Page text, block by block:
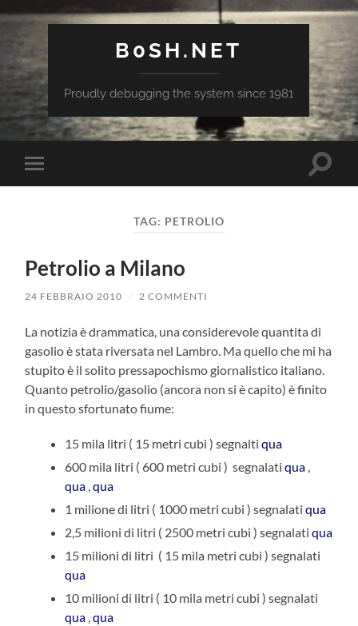
B0SH.NET
Proudly debugging the system since 1981
Attiva/disattiva
il
TAG: PETROLIO
Petrolio a Milano
24 FEBBRAIO 2010 / 2 COMMENTI
La notizia è drammatica, una considerevole quantita di
gasolio è stata riversata nel Lambro. Ma quello che mi ha
stupito è il solito pressapochismo giornalistico italiano.
Quanto petrolio/gasolio (ancora non si è capito) è finito
in questo sfortunato fiume:
15 mila litri ( 15 metri cubi ) segnaltiqua
600 mila litri ( 600 metri cubi ) segnalatiqua ,
qua ,qua
1 milione di litri ( 1000 metri cubi ) segnalatiqua
2,5 milioni di litri ( 2500 metri cubi ) segnalatiqua
15 milioni di litri ( 15 mila metri cubi ) segnalati
qua
10 milioni di litri ( 10 mila metri cubi ) segnalati
qua ,qua